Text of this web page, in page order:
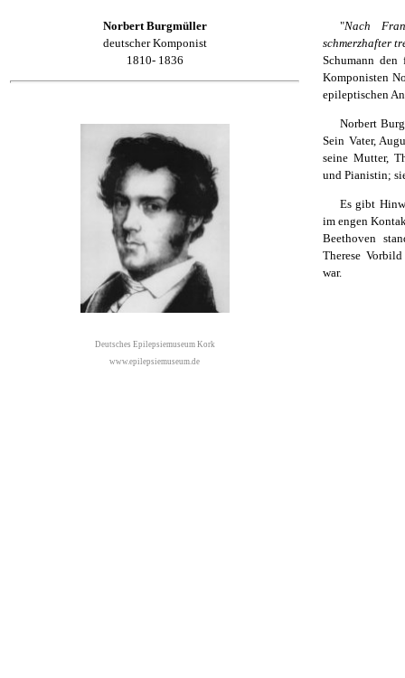
Norbert Burgmüller
deutscher Komponist
1810- 1836
Deutsches Epilepsiemuseum Kork
www.epilepsiemuseum.de
"Nach
schmerzhafter
Schumann den
Komponisten
epileptischen
Norbert
Sein Vater,
seine Mutter,
und Pianistin;
Es gibt
im engen
Beethoven
Therese
war.